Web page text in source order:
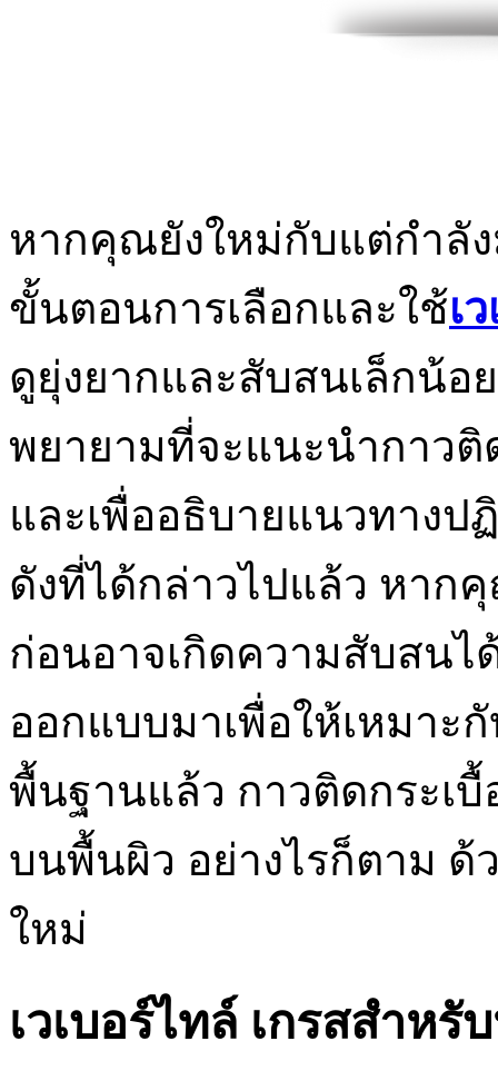
หากคุณยังใหม่กับแต่กำลั
ขั้นตอนการเลือกและใช้เ
ดูยุ่งยากและสับสนเล็กน้อ
พยายามที่จะแนะนำกาวติ
และเพื่ออธิบายแนวทางป
ดังที่ได้กล่าวไปแล้ว หากคุ
ก่อนอาจเกิดความสับสนไ
ออกแบบมาเพื่อให้เหมาะ
พื้นฐานแล้ว กาวติดกระเบื้
บนพื้นผิว อย่างไรก็ตาม ด้
ใหม่
เวเบอร์ไทล์ เกรสสำห